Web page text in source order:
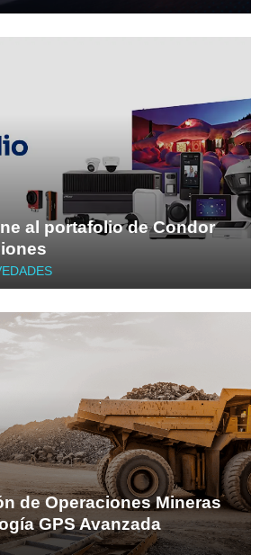
al portafolio de Condor
de Operaciones Mineras
GPS Avanzada